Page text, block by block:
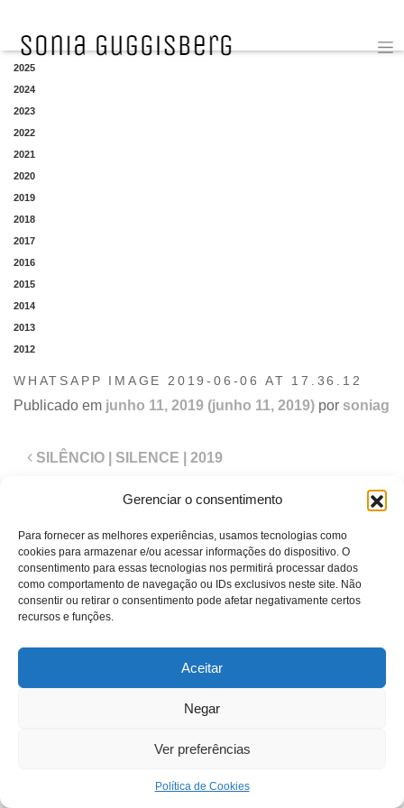
Gerenciar o consentimento
Para fornecer as melhores experiências, usamos tecnologias como
cookies para armazenar e/ou acessar informações do dispositivo. O
consentimento para essas tecnologias nos permitirá processar dados
como comportamento de navegação ou IDs exclusivos neste site. Não
consentir ou retirar o consentimento pode afetar negativamente certos
recursos e funções.
Aceitar
Negar
Ver preferências
Política de Cookies
YEAR
2025
2024
2023
2022
2021
2020
2019
2018
2017
2016
2015
2014
2013
2012
WHATSAPP IMAGE 2019-06-06 AT 17.36.12
Publicado em junho 11, 2019 (junho 11, 2019) por soniag
Navegação
SILÊNCIO | SILENCE | 2019
SONIA GUGGISBERG
contato@soniaguggisberg.com.br
©Sonia Guggisberg - 2021 - Todos os direitos reservados.